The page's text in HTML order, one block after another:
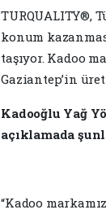
TURQUALITY®,
konum
taşıyor. Kadoo
Gaziantep’in
Kadooğlu Yağ
açıklamada
“Kadoo